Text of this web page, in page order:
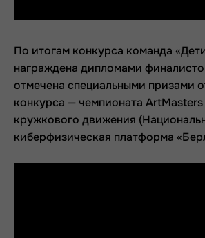
По итогам конкурса команда
награждена дипломами
отмечена специальными призами
конкурса — чемпионата
кружкового движения
киберфизическая платформа